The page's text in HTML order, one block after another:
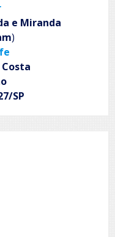
e Miranda
)
SP